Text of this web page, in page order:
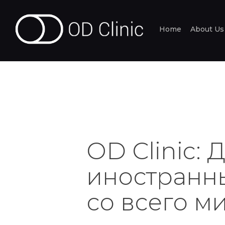
Home About Us
OD Clinic:
со всего